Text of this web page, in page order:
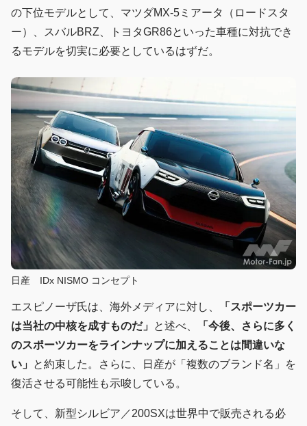
の下位モデルとして、マツダMX-5ミアータ（ロードスタ
ー）、スバルBRZ、トヨタGR86といった車種に対抗でき
るモデルを切実に必要としているはずだ。
日産 IDx NISMO コンセプト
エスピノーザ氏は、海外メディアに対し、
「スポーツカー
は当社の中核を成すものだ」 と述べ、
「今後、さらに多く
のスポーツカーをラインナップに加えることは間違いな
い」 と約束した。さらに、日産が「複数のブランド名」を
復活させる可能性も示唆している。
そして、新型シルビア／200SXは世界中で販売される必